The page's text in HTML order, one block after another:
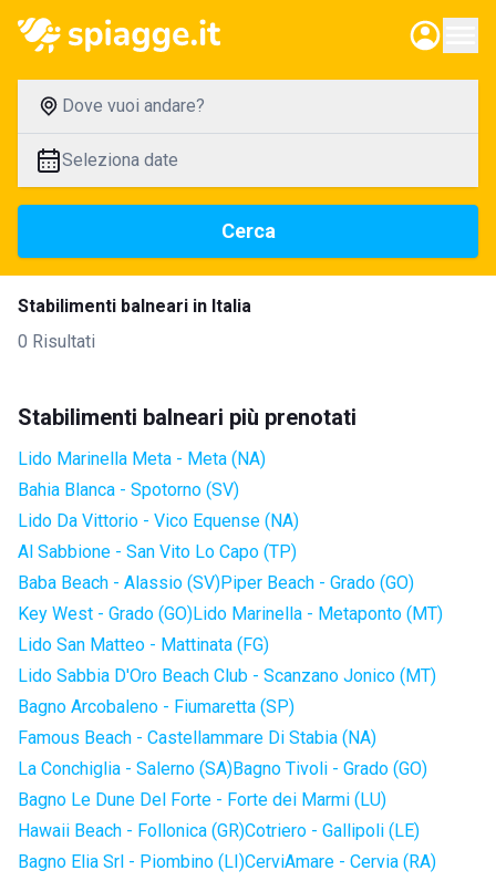
Dove vuoi andare?
Seleziona date
Cerca
Stabilimenti balneari in Italia
0 Risultati
Stabilimenti balneari più prenotati
Lido Marinella Meta - Meta (NA)
Bahia Blanca - Spotorno (SV)
Lido Da Vittorio - Vico Equense (NA)
Al Sabbione - San Vito Lo Capo (TP)
Baba Beach - Alassio (SV)Piper Beach - Grado (GO)
Key West - Grado (GO)Lido Marinella - Metaponto (MT)
Lido San Matteo - Mattinata (FG)
Lido Sabbia D'Oro Beach Club - Scanzano Jonico (MT)
Bagno Arcobaleno - Fiumaretta (SP)
Famous Beach - Castellammare Di Stabia (NA)
La Conchiglia - Salerno (SA)Bagno Tivoli - Grado (GO)
Bagno Le Dune Del Forte - Forte dei Marmi (LU)
Hawaii Beach - Follonica (GR)Cotriero - Gallipoli (LE)
Bagno Elia Srl - Piombino (LI)CerviAmare - Cervia (RA)